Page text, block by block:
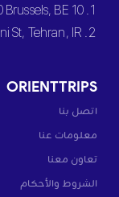
1. 10 Rue d’Albanie, 1060 Brussels, BE
2. L2, 141 Taleghani St, Tehran, IR
ORIENTTRIPS
اتصل بنا
معلومات عنا
تعاون معنا
الشروط والأحكام